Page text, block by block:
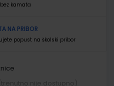
kamata
NA PRIBOR
popust na školski pribor